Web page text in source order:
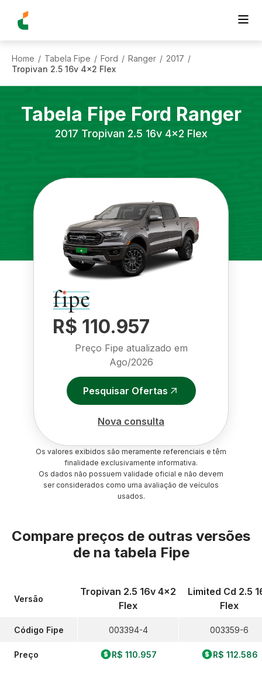
Home / Tabela Fipe / Ford / Ranger / 2017 /
Tropivan 2.5 16v 4x2 Flex
Tabela Fipe Ford Ranger
2017 Tropivan 2.5 16v 4x2 Flex
R$ 110.957
Preço Fipe atualizado em
Ago/2026
Pesquisar Ofertas
Nova consulta
Os valores exibidos são meramente referenciais e têm
finalidade exclusivamente informativa.
Os dados não possuem validade oficial e não devem
ser considerados como uma avaliação de veículos
usados.
Compare preços de outras versões
de na tabela Fipe
Versão
Código Fipe
Preço
Tropivan 2.5 16v 4x2
Flex
003394-4
R$ 110.957
Limited Cd 2.5
Flex
003359-6
R$ 112.586